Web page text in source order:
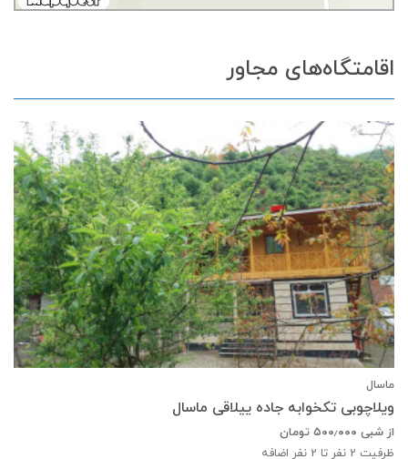
اقامتگاه‌های مجاور
ماسال
ویلاچوبی تکخوابه جاده ییلاقی ماسال
از شبی ۵۰۰٫۰۰۰ تومان
ظرفیت 2 نفر تا 2 نفر اضافه